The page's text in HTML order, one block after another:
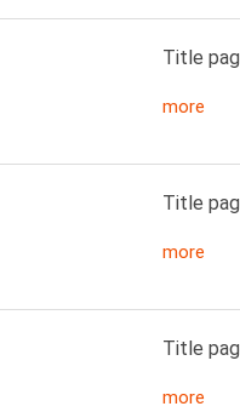
Title
more
Title
more
Title
more